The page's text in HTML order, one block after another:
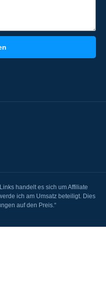
handelt es sich um Affiliate
ich am Umsatz beteiligt. Dies
auf den Preis.“